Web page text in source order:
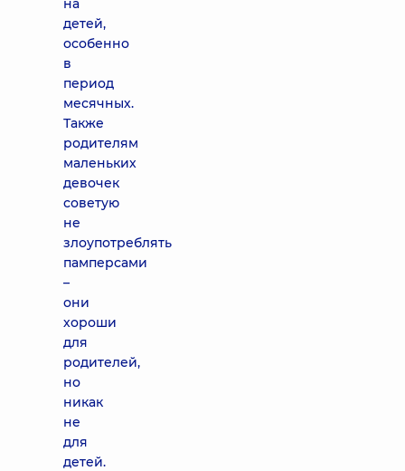
на
детей,
особенно
в
период
месячных.
Также
родителям
маленьких
девочек
советую
не
злоупотреблять
памперсами
–
они
хороши
для
родителей,
но
никак
не
для
детей.